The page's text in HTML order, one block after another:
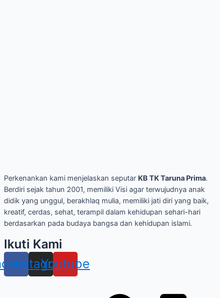
Perkenankan kami menjelaskan seputar KB TK Taruna Prima.
Berdiri sejak tahun 2001, memiliki Visi agar terwujudnya anak
didik yang unggul, berakhlaq mulia, memiliki jati diri yang baik,
kreatif, cerdas, sehat, terampil dalam kehidupan sehari-hari
berdasarkan pada budaya bangsa dan kehidupan islami.
Ikuti Kami
Instagram
Youtube